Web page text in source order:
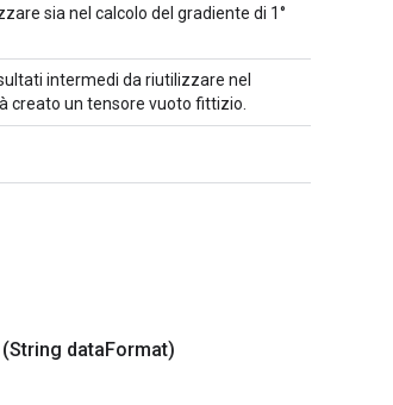
sia nel calcolo del gradiente di 1°
intermedi da riutilizzare nel
creato un tensore vuoto fittizio.
(String dataFormat)